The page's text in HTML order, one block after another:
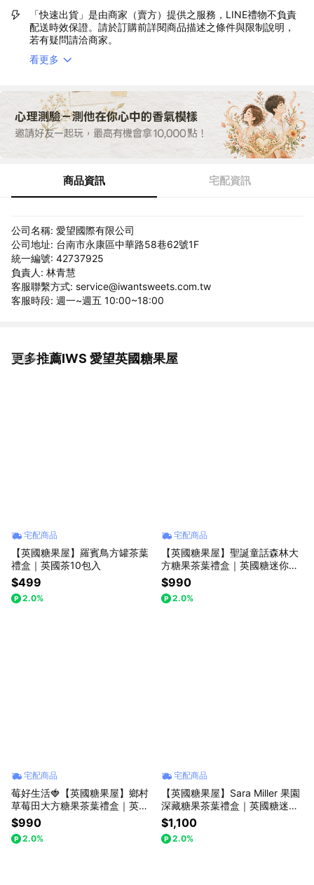
「快速出貨」是由商家（賣方）提供之服務，LINE禮物不負責
配送時效保證。請於訂購前詳閱商品描述之條件與限制說明，
若有疑問請洽商家。
看更多
商品資訊 宅配資訊
公司名稱: 愛望國際有限公司
公司地址: 台南市永康區中華路58巷62號1F
統一編號: 42737925
負責人: 林青慧
客服聯繫方式: service@iwantsweets.com.tw
客服時段: 週一~週五 10:00~18:00
更多推薦IWS 愛望英國糖果屋
看更多
宅配商品
【英國糖果屋】羅賓鳥方罐茶葉
禮盒｜英國茶10包入
$499
2.0%
宅配商品
【英國糖果屋】聖誕童話森林大
方糖果茶葉禮盒｜英國糖迷你包
12包入｜英國茶12包入
$990
2.0%
宅配商品
莓好生活🍓【英國糖果屋】鄉村
草莓田大方糖果茶葉禮盒｜英國
糖迷你包12包入｜英國茶12包入
$990
2.0%
宅配商品
【英國糖果屋】Sara Miller 果園
深藏糖果茶葉禮盒｜英國糖迷你
包8包入｜英國茶10包入
$1,100
2.0%